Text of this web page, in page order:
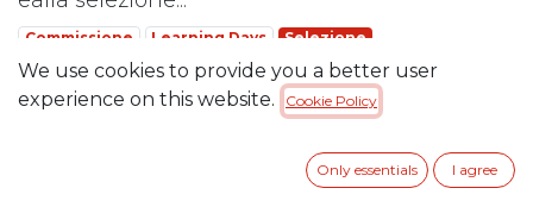
Commissione Learning Days Selezione
Read more
We use cookies to provide you a better user
experience on this website.
Cookie Policy
Only essentials I agree